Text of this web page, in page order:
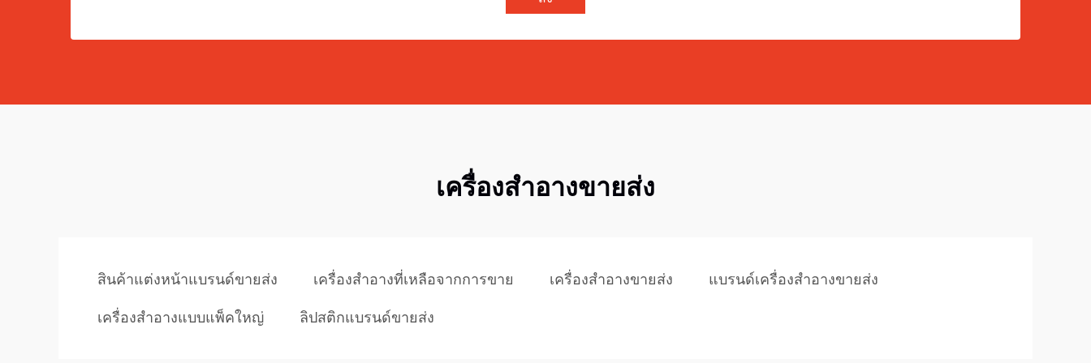
เครื่องสำอางขายส่ง
สินค้าแต่งหน้าแบรนด์ขายส่ง เครื่องสำอางที่เหลือจากการขาย เครื่องสำอางขายส่ง แบรนด์เครื่องสำอางขายส่ง
เครื่องสำอางแบบแพ็คใหญ่ ลิปสติกแบรนด์ขายส่ง